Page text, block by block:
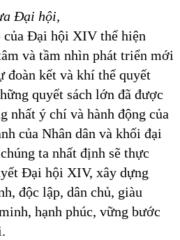
Đại hội,
của Đại hội XIV thể hiện
và tầm nhìn phát triển mới
đoàn kết và khí thế quyết
quyết sách lớn đã được
nhất ý chí và hành động của
của Nhân dân và khối đại
ta nhất định sẽ thực
Đại hội XIV, xây dựng
độc lập, dân chủ, giàu
hạnh phúc, vững bước